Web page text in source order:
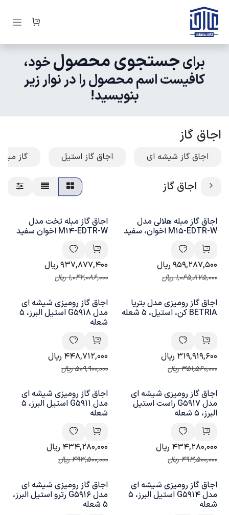
صرف نظر و مشاهده محتوا
برایجستجوی محصولخود،
کافیست اسم محصول را در نوار زیر
بنویسید!
اجاق گاز
اجاق گاز شیشه ای اجاق گاز استیل گاز مبله
اجاق گاز
اجاق گاز مبله هلالی مدل
M15-EDTR-W اخوان، سفید
959,287,500 ریال
1,065,875,000ریال
اجاق گاز مبله تخت مدل
M14-EDTR-W اخوان سفید
937,877,400ریال
1,042,086,000ریال
اجاق گاز رومیزی مدل بتریا
BETRIA کن، استیل، 5 شعله
319,919,600 ریال
351,560,000ریال
اجاق گاز رومیزی شیشه ای
مدل G5918 استیل البرز، 5
شعله
448,712,000 ریال
509,900,000ریال
اجاق گاز رومیزی شیشه ای
مدل G5917 راست استیل
البرز، 5 شعله
434,280,000 ریال
493,500,000ریال
اجاق گاز رومیزی شیشه ای
مدل G5911 استیل البرز، 5
شعله
434,280,000 ریال
493,500,000ریال
اجاق گاز رومیزی شیشه ای
مدل G5914 استیل البرز، 5
شعله
اجاق گاز رومیزی شیشه ای
مدل G5916 رترو استیل البرز،
5 شعله